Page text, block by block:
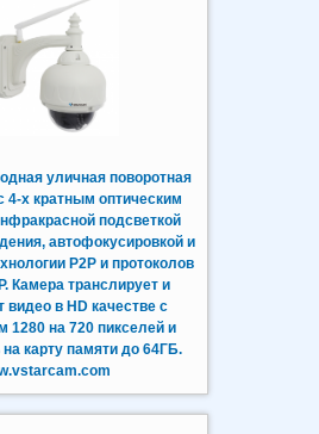
уличная поворотная
4-х кратным оптическим
подсветкой
автофокусировкой и
P2P и протоколов
Камера транслирует и
видео в HD качестве с
1280 на 720 пикселей и
на карту памяти до 64ГБ.